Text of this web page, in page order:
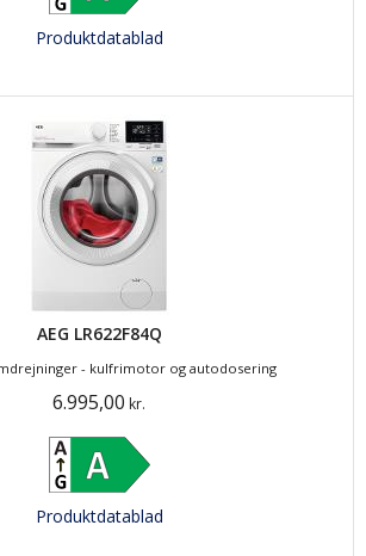
Produktdatablad
AEG LR622F84Q
- kulfrimotor og autodosering
6.995,00 kr.
Produktdatablad